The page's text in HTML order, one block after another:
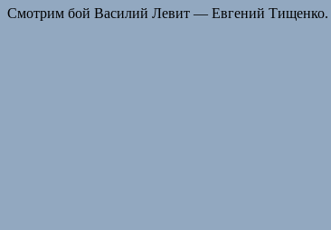
Смотрим бой Василий Левит — Евгений Тищенко.